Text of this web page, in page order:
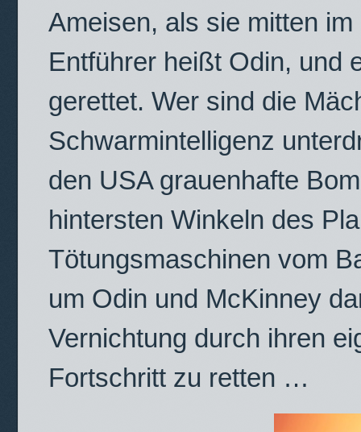
Ameisen, als sie mitten
Entführer heißt Odin, und
gerettet. Wer sind die
Schwarmintelligenz
den USA grauenhafte
hintersten Winkeln des
Tötungsmaschinen vom
um Odin und McKinney
Vernichtung durch ihren
Fortschritt zu retten …